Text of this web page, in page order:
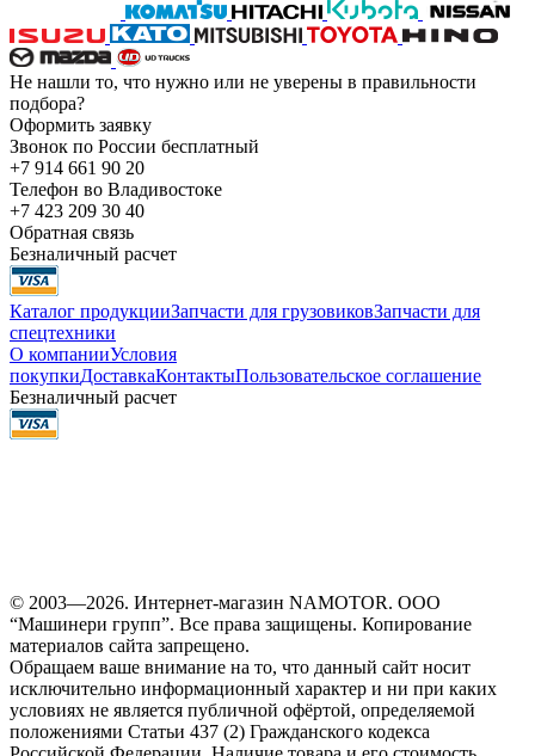
Не нашли то, что нужно или не уверены в правильности
подбора?
Оформить заявку
Звонок по России бесплатный
+7 914 661 90 20
Телефон во Владивостоке
+7 423 209 30 40
Обратная связь
Безналичный расчет
Каталог продукцииЗапчасти для грузовиковЗапчасти для
спецтехники
О компанииУсловия
покупкиДоставкаКонтактыПользовательское соглашение
Безналичный расчет
© 2003—2026. Интернет-магазин NAMOTOR. ООО
“Машинери групп”. Все права защищены. Копирование
материалов сайта запрещено.
Обращаем ваше внимание на то, что данный сайт носит
исключительно информационный характер и ни при каких
условиях не является публичной офёртой, определяемой
положениями Статьи 437 (2) Гражданского кодекса